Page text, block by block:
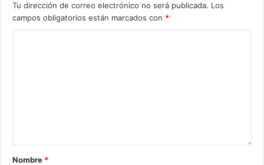
Tu dirección de correo electrónico no será publicada. Los
campos obligatorios están marcados con *
Nombre *